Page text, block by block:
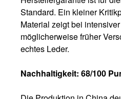
Standard. Ein kleiner
Material zeigt bei
möglicherweise früher
echtes Leder.
Nachhaltigkeit: 68/100